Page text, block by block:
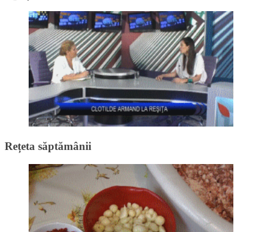
Rețeta săptămânii